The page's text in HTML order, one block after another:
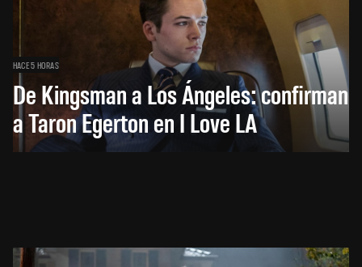
HACE 5 HORAS
De Kingsman a Los Ángeles: confirman
a Taron Egerton en I Love LA